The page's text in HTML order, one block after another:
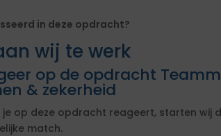
in deze opdracht?
wij te werk
op de opdracht
& zekerheid
je op deze opdracht reageert, starten wij
match.